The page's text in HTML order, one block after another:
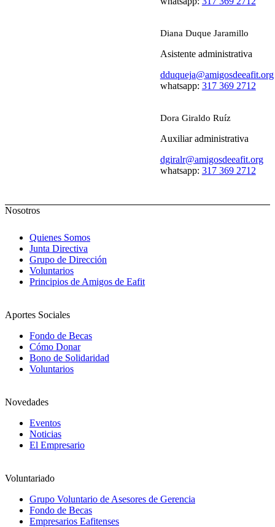
Diana Duque Jaramillo
Asistente administrativa
dduqueja@amigosdeeafit.org
whatsapp: 317 369 2712
Dora Giraldo Ruíz
Auxiliar administrativa
dgiralr@amigosdeeafit.org
whatsapp: 317 369 2712
Nosotros
Quienes Somos
Junta Directiva
Grupo de Dirección
Voluntarios
Principios de Amigos de Eafit
Aportes Sociales
Fondo de Becas
Cómo Donar
Bono de Solidaridad
Voluntarios
Novedades
Eventos
Noticias
El Empresario
Voluntariado
Grupo Voluntario de Asesores de Gerencia
Fondo de Becas
Empresarios Eafitenses